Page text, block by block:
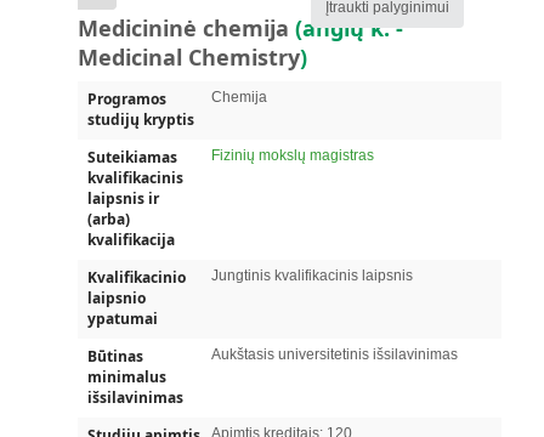
Įtraukti palyginimui
Medicininė chemija (anglų k. -
Medicinal Chemistry)
Programos
studijų kryptis
Chemija
Suteikiamas
kvalifikacinis
laipsnis ir
(arba)
kvalifikacija
Fizinių mokslų magistras
Kvalifikacinio
laipsnio
ypatumai
Jungtinis kvalifikacinis laipsnis
Būtinas
minimalus
išsilavinimas
Aukštasis universitetinis išsilavinimas
Apimtis kreditais: 120